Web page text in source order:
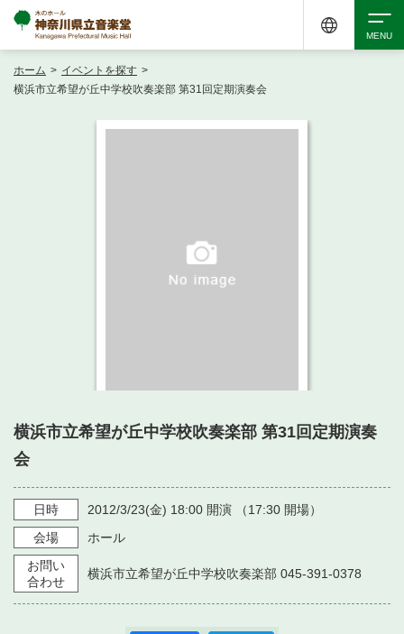
・ よくある質問
・ 施設を借りる
・ 抽選対象日
・ 利用料金
音楽堂について
・ 音楽堂のご案内
・ フロアマップ
・ 芸術参与
神奈川県立音楽堂
SNS
ホーム > イベントを探す >
横浜市立希望が丘中学校吹奏楽部 第31回定期演奏会
横浜市立希望が丘中学校吹奏楽部 第31回定期演奏
会
日時 2012/3/23(金) 18:00 開演 （17:30 開場）
会場
ホール
お問い
合わせ
横浜市立希望が丘中学校吹奏楽部 045-391-0378